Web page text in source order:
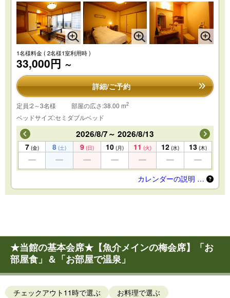
1名様料金( 2名様1室利用時 )
33,000円 ～
詳細/ご予約
定員:2～3名様 部屋の広さ:38.00 m2
ベッドサイズ:セミダブルベッド
2026/8/7～ 2026/8/13
7 (金) 8 (土) 9 (日) 10 (月) 11 (火) 12 (水) 13 (木)
カレンダーの説明 …
★当館の基本会席★【魚介メインの梅会席】「お
部屋食」＆「お部屋で温泉」
チェックアウト11時で選ぶ お料理で選ぶ